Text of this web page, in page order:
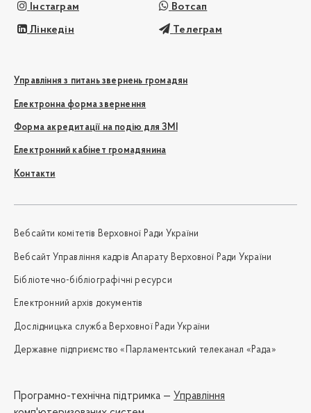
Інстаграм Вотсап
Лінкедін Телеграм
Управління з питань звернень громадян
Електронна форма звернення
Форма акредитації на подію для ЗМІ
Електронний кабінет громадянина
Контакти
Вебсайти комітетів Верховної Ради України
Вебсайт Управління кадрів Апарату Верховної Ради України
Бібліотечно-бібліографічні ресурси
Електронний архів документів
Дослідницька служба Верховної Ради України
Державне підприємство «Парламентський телеканал «Рада»
Програмно-технічна підтримка — Управління